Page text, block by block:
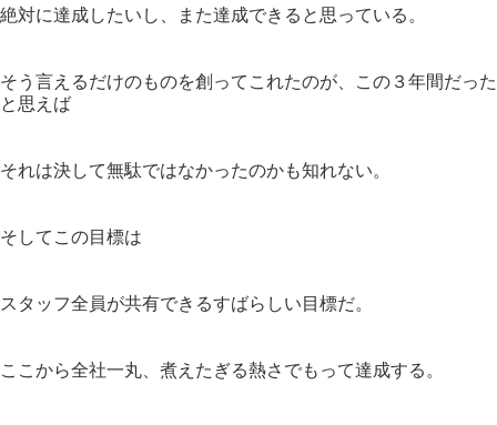
絶対に達成したいし、また達成できると思っている。
そう言えるだけのものを創ってこれたのが、この３年間だった
と思えば
それは決して無駄ではなかったのかも知れない。
そしてこの目標は
スタッフ全員が共有できるすばらしい目標だ。
ここから全社一丸、煮えたぎる熱さでもって達成する。